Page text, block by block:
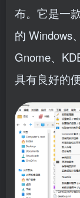
布。它是一
的 Windows
Gnome、
具有良好的便